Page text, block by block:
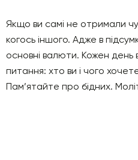
Якщо ви самі не отримали
когось іншого. Адже в
основні валюти. Кожен день
питання: хто ви і чого
Пам’ятайте про бідних.